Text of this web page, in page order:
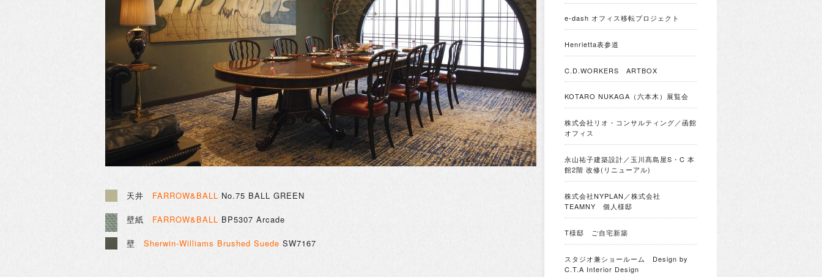
天井 FARROW&BALL No.75 BALL GREEN
壁紙 FARROW&BALL BP5307 Arcade
壁 Sherwin-Williams Brushed Suede SW7167
e-dash オフィス移転プロジェクト
Henrietta表参道
C.D.WORKERS ARTBOX
KOTARO NUKAGA（六本木）展覧会
株式会社リオ・コンサルティング／函館
オフィス
永山祐子建築設計／玉川髙島屋S・C 本
館2階 改修(リニューアル)
株式会社NYPLAN／株式会社
TEAMNY 個人様邸
T様邸 ご自宅新築
スタジオ兼ショールーム Design by
C.T.A Interior Design